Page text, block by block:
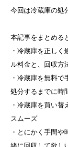
今回は冷蔵庫の処
本記事をまとめる
・冷蔵庫を正し
ル料金と、回収方
・冷蔵庫を無料
処分するまでに時
・冷蔵庫を買い
スムーズ
・とにかく手間